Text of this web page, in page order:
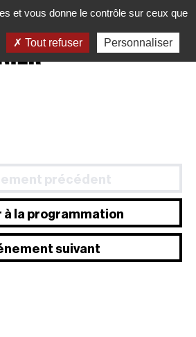
précédent
à la programmation
suivant
des cookies
et vous donne le contrôle sur ceux que
Tout refuser Personnaliser